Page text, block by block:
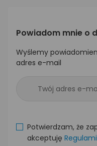
Powiadom mnie o
Wyślemy
adres e-mail
Potwierdzam, że
akceptuję